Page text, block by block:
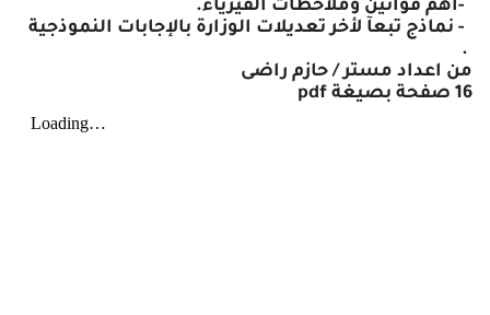
-أهم قوانين وملاحظات الفيزياء.
- نماذج تبعآ لأخر تعديلات الوزارة بالإجابات النموذجية
.
من اعداد مستر / حازم راضى
16 صفحة بصيغة
pdf